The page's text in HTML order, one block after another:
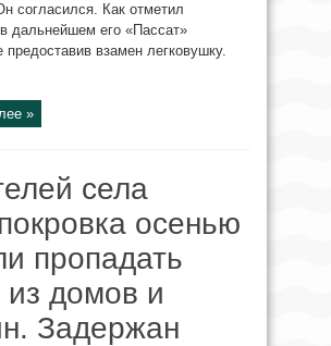
согласился. Как отметил
дальнейшем его «Пассат»
предоставив взамен легковушку.
»
села
осенью
пропадать
домов и
Задержан